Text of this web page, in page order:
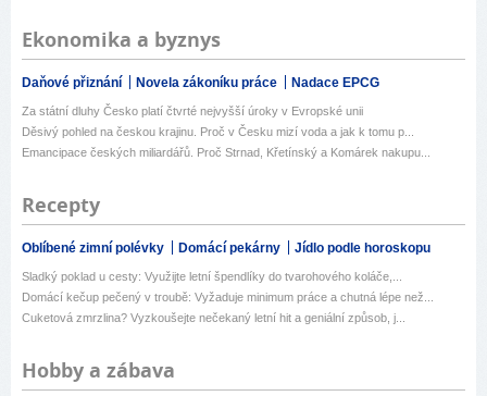
Ekonomika a byznys
Daňové přiznání Novela zákoníku práce Nadace EPCG
Za státní dluhy Česko platí čtvrté nejvyšší úroky v Evropské unii
Děsivý pohled na českou krajinu. Proč v Česku mizí voda a jak k tomu p...
Emancipace českých miliardářů. Proč Strnad, Křetínský a Komárek nakupu...
Recepty
Oblíbené zimní polévky Domácí pekárny Jídlo podle horoskopu
Sladký poklad u cesty: Využijte letní špendlíky do tvarohového koláče,...
Domácí kečup pečený v troubě: Vyžaduje minimum práce a chutná lépe než...
Cuketová zmrzlina? Vyzkoušejte nečekaný letní hit a geniální způsob, j...
Hobby a zábava